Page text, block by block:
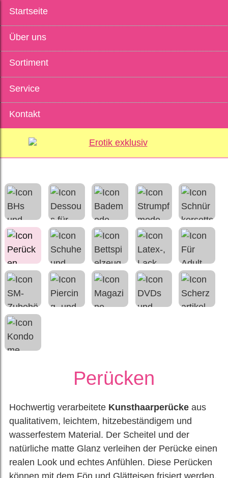
Startseite
Über uns
Sortiment
Service
Kontakt
Perücken
Hochwertig verarbeitete Kunsthaarperücke aus
qualitativem, leichtem, hitzebeständigem und
wasserfestem Material. Der Scheitel und der
natürliche matte Glanz verleihen der Perücke einen
realen Look und echtes Anfühlen. Diese Perücken
können mit dem Fön und Glätteisen frisiert werden.